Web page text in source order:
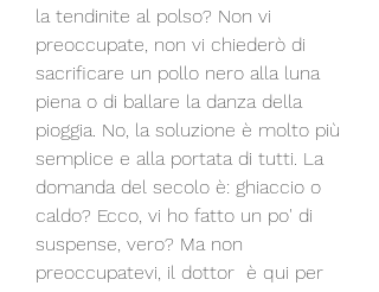
la tendinite al polso? Non vi
preoccupate, non vi chiederò di
sacrificare un pollo nero alla luna
piena o di ballare la danza della
pioggia. No, la soluzione è molto più
semplice e alla portata di tutti. La
domanda del secolo è: ghiaccio o
caldo? Ecco, vi ho fatto un po' di
suspense, vero? Ma non
preoccupatevi, il dottor  è qui per